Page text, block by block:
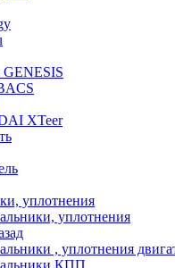
XTeer
уплотнения
уплотнения
, уплотнения
КПП